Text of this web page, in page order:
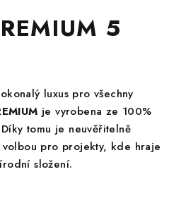
5
luxus pro všechny
je vyrobena ze 100%
tomu je neuvěřitelně
pro projekty, kde hraje
složení.